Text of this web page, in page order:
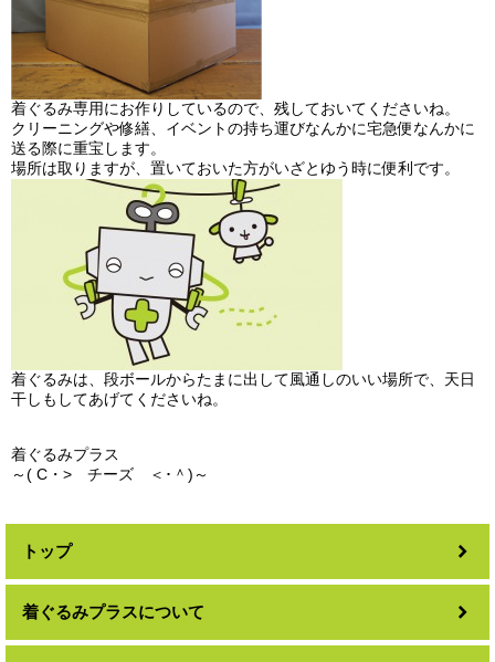
着ぐるみ専用にお作りしているので、残しておいてくださいね。
クリーニングや修繕、イベントの持ち運びなんかに宅急便なんかに
送る際に重宝します。
場所は取りますが、置いておいた方がいざとゆう時に便利です。
着ぐるみは、段ボールからたまに出して風通しのいい場所で、天日
干しもしてあげてくださいね。
着ぐるみプラス
～( C・> チーズ ＜･＾)～
トップ
着ぐるみプラスについて